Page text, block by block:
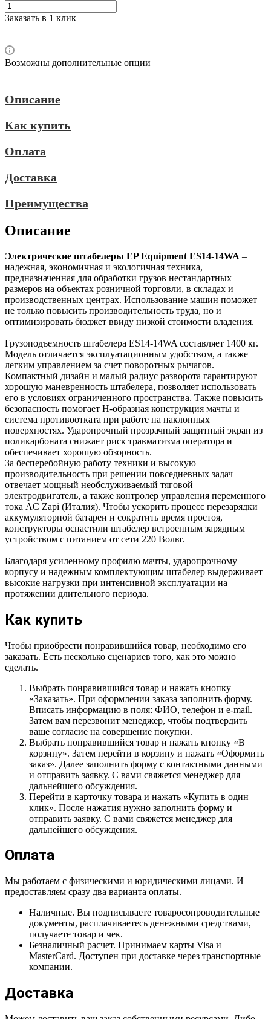
Заказать в 1 клик
Возможны дополнительные опции
Описание
Как купить
Оплата
Доставка
Преимущества
Описание
Электрические штабелеры EP Equipment ES14-14WA –
надежная, экономичная и экологичная техника,
предназначенная для обработки грузов нестандартных
размеров на объектах розничной торговли, в складах и
производственных центрах. Использование машин поможет
не только повысить производительность труда, но и
оптимизировать бюджет ввиду низкой стоимости владения.
Грузоподъемность штабелера ES14-14WA составляет 1400 кг.
Модель отличается эксплуатационным удобством, а также
легким управлением за счет поворотных рычагов.
Компактный дизайн и малый радиус разворота гарантируют
хорошую маневренность штабелера, позволяет использовать
его в условиях ограниченного пространства. Также повысить
безопасность помогает H-образная конструкция мачты и
система противоотката при работе на наклонных
поверхностях. Ударопрочный прозрачный защитный экран из
поликарбоната снижает риск травматизма оператора и
обеспечивает хорошую обзорность.
За бесперебойную работу техники и высокую
производительность при решении повседневных задач
отвечает мощный необслуживаемый тяговой
электродвигатель, а также контролер управления переменного
тока AC Zapi (Италия). Чтобы ускорить процесс перезарядки
аккумуляторной батареи и сократить время простоя,
конструкторы оснастили штабелер встроенным зарядным
устройством с питанием от сети 220 Вольт.
Благодаря усиленному профилю мачты, ударопрочному
корпусу и надежным комплектующим штабелер выдерживает
высокие нагрузки при интенсивной эксплуатации на
протяжении длительного периода.
Как купить
Чтобы приобрести понравившийся товар, необходимо его
заказать. Есть несколько сценариев того, как это можно
сделать.
Выбрать понравившийся товар и нажать кнопку
«Заказать». При оформлении заказа заполнить форму.
Вписать информацию в поля: ФИО, телефон и e-mail.
Затем вам перезвонит менеджер, чтобы подтвердить
ваше согласие на совершение покупки.
Выбрать понравившийся товар и нажать кнопку «В
корзину». Затем перейти в корзину и нажать «Оформить
заказ». Далее заполнить форму с контактными данными
и отправить заявку. С вами свяжется менеджер для
дальнейшего обсуждения.
Перейти в карточку товара и нажать «Купить в один
клик». После нажатия нужно заполнить форму и
отправить заявку. С вами свяжется менеджер для
дальнейшего обсуждения.
Оплата
Мы работаем с физическими и юридическими лицами. И
предоставляем сразу два варианта оплаты.
Наличные. Вы подписываете товаросопроводительные
документы, расплачиваетесь денежными средствами,
получаете товар и чек.
Безналичный расчет. Принимаем карты Visa и
MasterCard. Доступен при доставке через транспортные
компании.
Доставка